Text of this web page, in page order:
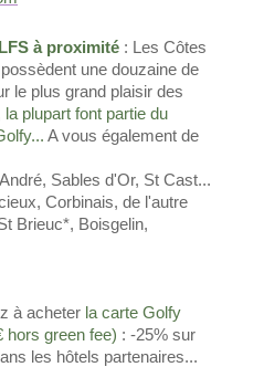
à proximité : Les Côtes
une douzaine de
le plus grand plaisir des
la plupart font partie du
A vous également de
Sables d'Or, St Cast...
Corbinais, de l'autre
Brieuc*, Boisgelin,
à acheter la carte Golfy
hors green fee) : -25% sur
les hôtels partenaires...